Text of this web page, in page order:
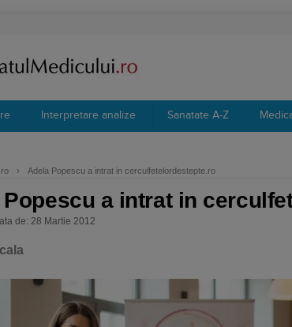
Interpretare analize Sanatate A-Z
› Adela Popescu a intrat in cerculfetelordestepte.ro
Popescu a intrat in
de: 28 Martie 2012